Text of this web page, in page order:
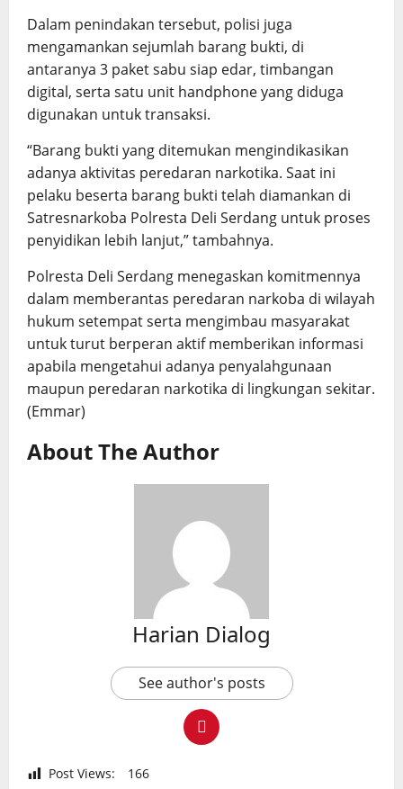
Dalam penindakan tersebut, polisi juga
mengamankan sejumlah barang bukti, di
antaranya 3 paket sabu siap edar, timbangan
digital, serta satu unit handphone yang diduga
digunakan untuk transaksi.
“Barang bukti yang ditemukan mengindikasikan
adanya aktivitas peredaran narkotika. Saat ini
pelaku beserta barang bukti telah diamankan di
Satresnarkoba Polresta Deli Serdang untuk proses
penyidikan lebih lanjut,” tambahnya.
Polresta Deli Serdang menegaskan komitmennya
dalam memberantas peredaran narkoba di wilayah
hukum setempat serta mengimbau masyarakat
untuk turut berperan aktif memberikan informasi
apabila mengetahui adanya penyalahgunaan
maupun peredaran narkotika di lingkungan sekitar.
(Emmar)
About The Author
Harian Dialog
See author's posts
Post Views: 166